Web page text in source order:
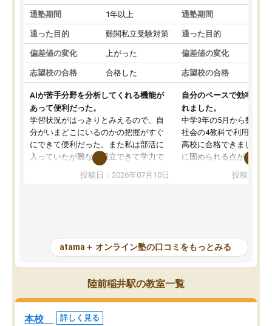
通塾期間 1年以上
通った目的 難関私立受験対策
偏差値の変化 上がった
志望校の合格 合格した
AIが苦手分野を分析してくれる機能が
あって便利だった。
学習状況がはっきりとみえるので、自
分がいまどこにいるのかの把握がすぐ
にできて便利だった。また私は部活に
入っていたが難なく両立できて学力で
も部活でも結果を残すことができてよ
かった。また問題演習の際に、自分が
が、自分で自分の管理ができない人に
とっては難しい部分もあるのではない
かと思った。
投稿日：2026年07月10日
通塾期間
通った目的
偏差値の変化
志望校の合格
自分のペースで効率よく
れました。
中学3年の5月から数学・
社会の4教科で利用し、
高校に合格できました。
に固められる点が魅力で
項目のおかげで、手軽
元数が可視化されるので
しながら意欲的に取り組
常に効果を実感している
になった現在も大学受験
して利用しており、自信
すめできる塾です。
投稿日：
atama＋ オンライン塾の口コミをもっとみる
陸前稲井駅の教室一覧
本校 詳しく見る